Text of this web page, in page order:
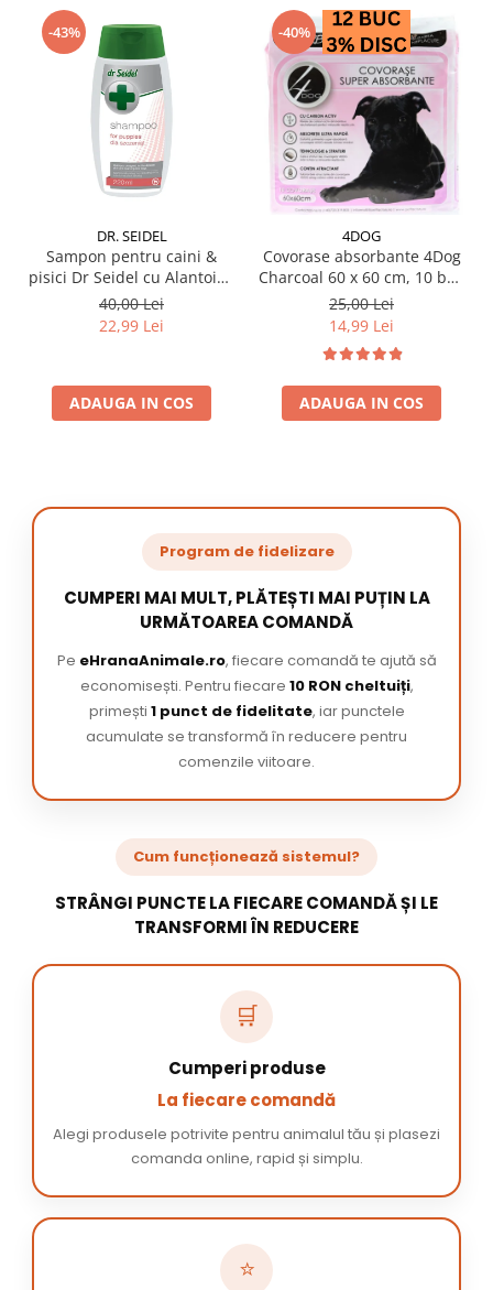
-43%
DR. SEIDEL
Sampon pentru caini &
pisici Dr Seidel cu Alantoina
220 ml
40,00 Lei
22,99 Lei
ADAUGA IN COS
-40%
4DOG
Covorase absorbante 4Dog
Charcoal 60 x 60 cm, 10 buc
/ pachet
25,00 Lei
14,99 Lei
ADAUGA IN COS
Program de fidelizare
CUMPERI MAI MULT, PLĂTEȘTI MAI PUȚIN LA
URMĂTOAREA COMANDĂ
Pe eHranaAnimale.ro, fiecare comandă te ajută să
economisești. Pentru fiecare 10 RON cheltuiți,
primești 1 punct de fidelitate, iar punctele
acumulate se transformă în reducere pentru
comenzile viitoare.
Cum funcționează sistemul?
STRÂNGI PUNCTE LA FIECARE COMANDĂ ȘI LE
TRANSFORMI ÎN REDUCERE
🛒
Cumperi produse
La fiecare comandă
Alegi produsele potrivite pentru animalul tău și plasezi
comanda online, rapid și simplu.
⭐